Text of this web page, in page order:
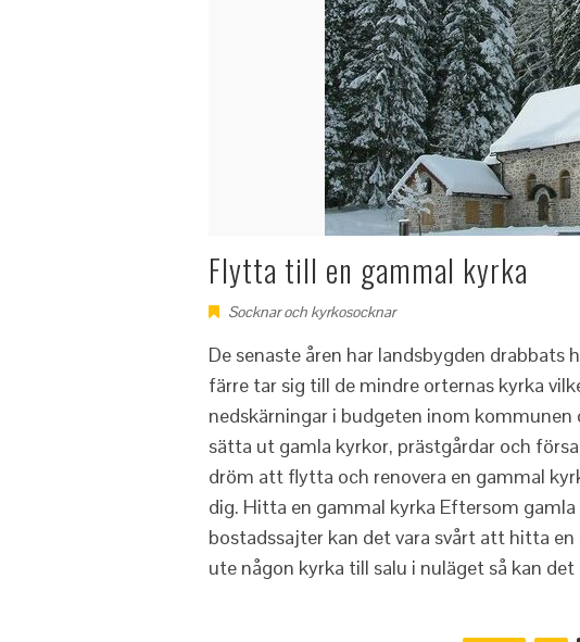
Flytta till en gammal kyrka
Socknar och kyrkosocknar
De senaste åren har landsbygden
färre tar sig till de mindre orternas kyrka
nedskärningar i budgeten inom
sätta ut gamla kyrkor, prästgårdar och
dröm att flytta och renovera en gammal
dig. Hitta en gammal kyrka Eftersom
bostadssajter kan det vara svårt att hitta
ute någon kyrka till salu i nuläget så kan